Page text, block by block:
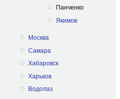
Панченко
Якимов
Москва
Самара
Хабаровск
Харьков
Водолаз